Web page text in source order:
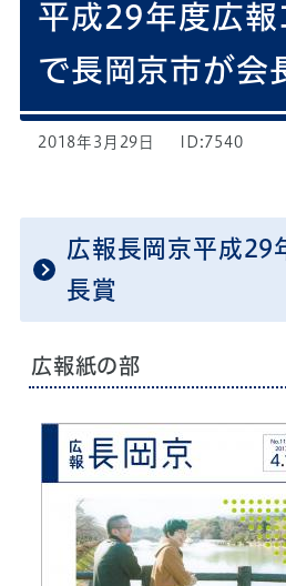
平成29年度広報
で長岡京市が会
2018年3月29日 ID:7540
広報長岡京平成29
長賞
広報紙の部